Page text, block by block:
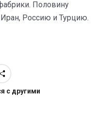
Половину
Россию и Турцию.
с другими